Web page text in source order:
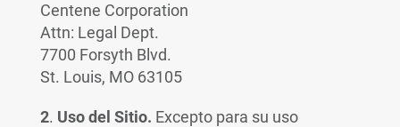
Centene Corporation
Attn: Legal Dept.
7700 Forsyth Blvd.
St. Louis, MO 63105
2. Uso del Sitio. Excepto para su uso